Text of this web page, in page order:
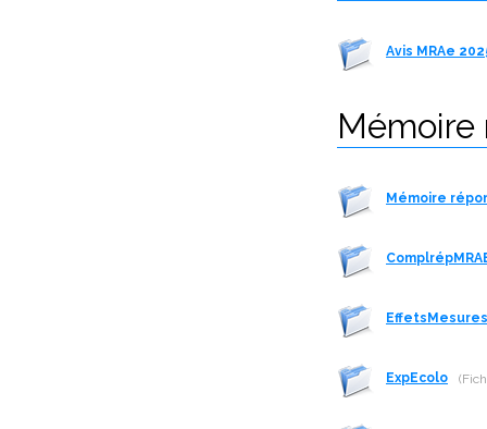
Avis MRAe
Mémoire
Mémoire
EffetsMesures
ExpEcolo